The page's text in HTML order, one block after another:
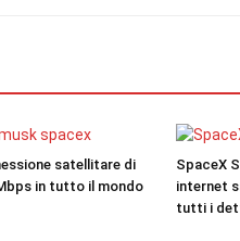
satellitare di
in tutto il mondo
SpaceX
internet
tutti i